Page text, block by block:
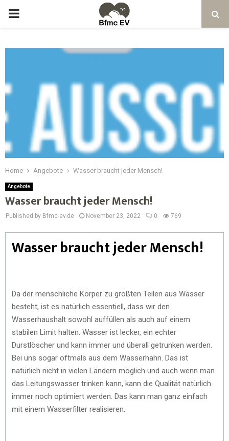
Home Angebote Wasser braucht jeder Mensch!
Angebote
Wasser braucht jeder Mensch!
Published by Bfmc-ev.de November 23, 2022 0 769
Wasser braucht jeder Mensch!
Da der menschliche Körper zu größten Teilen aus Wasser
besteht, ist es natürlich essentiell, dass wir den
Wasserhaushalt sowohl auffüllen als auch auf einem
stabilen Limit halten. Wasser ist lecker, ein echter
Durstlöscher und kann immer und überall getrunken werden.
Bei uns sogar oftmals aus dem Wasserhahn. Das ist
natürlich nicht in vielen Ländern möglich und auch wenn man
das Leitungswasser trinken kann, kann die Qualität natürlich
immer noch optimiert werden. Das kann man ganz einfach
mit einem Wasserfilter realisieren.